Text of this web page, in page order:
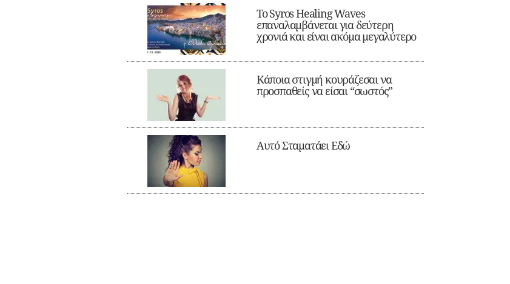
Το Syros Healing Waves
επαναλαμβάνεται για δεύτερη
χρονιά και είναι ακόμα μεγαλύτερο
Κάποια στιγμή κουράζεσαι να
προσπαθείς να είσαι “σωστός”
Αυτό Σταματάει Εδώ